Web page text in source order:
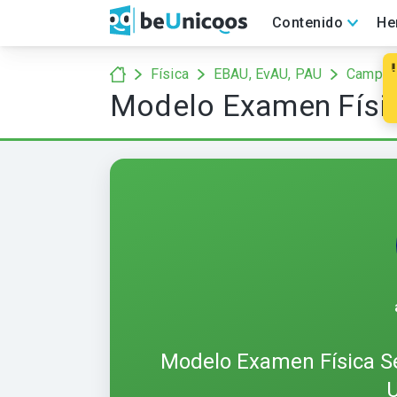
Contenido
¡PREPÁRATE PARA LA EBAU!
Física EBAU, EvAU, PAU Campo
Modelo Examen
Modelo Examen Física